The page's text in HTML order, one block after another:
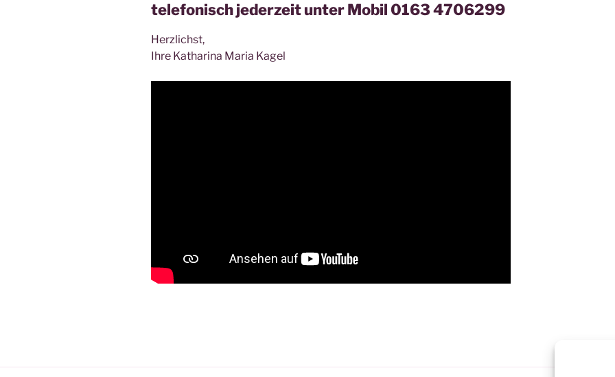
telefonisch jederzeit unter Mobil 0163 4706299
Herzlichst,
Ihre Katharina Maria Kagel